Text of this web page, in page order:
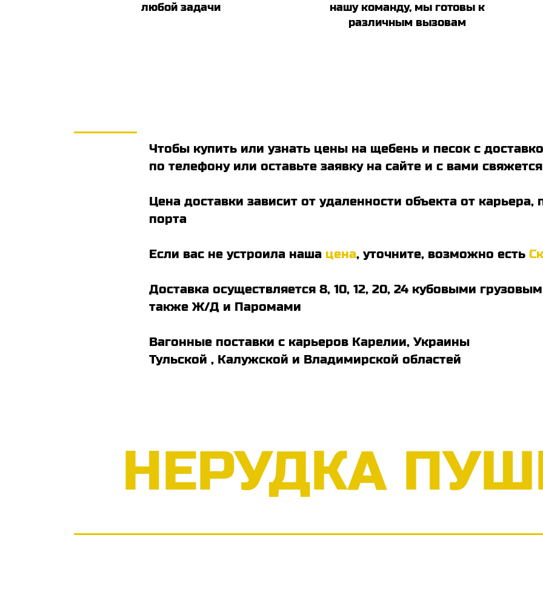
любой задачи
нашу команду, мы готовы к
различным вызовам
Чтобы купить или узнать цены на щебень и песок с
по телефону или оставьте заявку на сайте и с вами
Цена доставки зависит от удаленности объекта от карьера,
порта
Если вас не устроила наша цена, уточните, возможно есть
Доставка осуществляется 8, 10, 12, 20, 24 кубовыми
также Ж/Д и Паромами
Вагонные поставки с карьеров Карелии, Украины
Тульской , Калужской и Владимирской областей
НЕРУДКА